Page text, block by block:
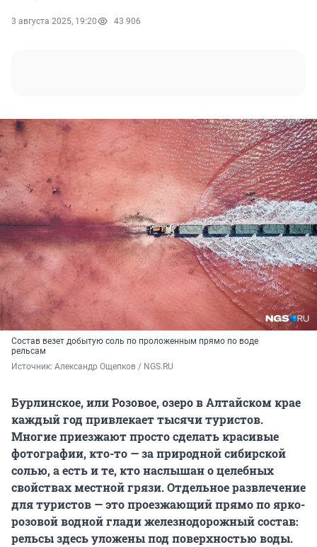
3 августа 2025, 19:20 43 906
Состав везет добытую соль по проложенным прямо по воде
рельсам
Источник: Александр Ощепков / NGS.RU
Бурлинское, или Розовое, озеро в Алтайском крае
каждый год привлекает тысячи туристов.
Многие приезжают просто сделать красивые
фотографии, кто-то — за природной сибирской
солью, а есть и те, кто наслышан о целебных
свойствах местной грязи. Отдельное развлечение
для туристов — это проезжающий прямо по ярко-
розовой водной глади железнодорожный состав:
рельсы здесь уложены под поверхностью воды.